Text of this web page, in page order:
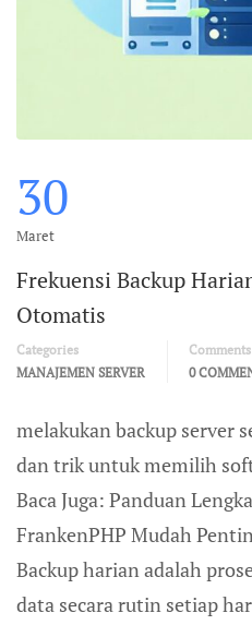
30
Maret
Frekuensi Backup
Otomatis
Categories
MANAJEMEN SERVER
Comments
0
melakukan backup server
dan trik untuk memilih
Baca Juga: Panduan
FrankenPHP Mudah
Backup harian adalah
data secara rutin setiap